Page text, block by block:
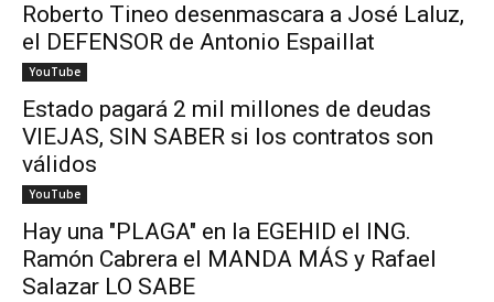
Roberto Tineo desenmascara a José Laluz,
el DEFENSOR de Antonio Espaillat
YouTube
Estado pagará 2 mil millones de deudas
VIEJAS, SIN SABER si los contratos son
válidos
YouTube
Hay una "PLAGA" en la EGEHID el ING.
Ramón Cabrera el MANDA MÁS y Rafael
Salazar LO SABE